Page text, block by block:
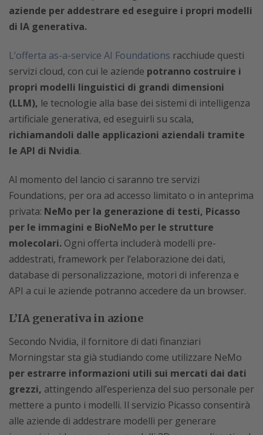
aziende per addestrare ed eseguire i propri modelli
di IA generativa.
L’offerta as-a-service AI Foundations racchiude questi
servizi cloud, con cui le aziende potranno costruire i
propri modelli linguistici di grandi dimensioni
(LLM), le tecnologie alla base dei sistemi di intelligenza
artificiale generativa, ed eseguirli su scala,
richiamandoli dalle applicazioni aziendali tramite
le API di Nvidia.
Al momento del lancio ci saranno tre servizi
Foundations, per ora ad accesso limitato o in anteprima
privata: NeMo per la generazione di testi, Picasso
per le immagini e BioNeMo per le strutture
molecolari. Ogni offerta includerà modelli pre-
addestrati, framework per l’elaborazione dei dati,
database di personalizzazione, motori di inferenza e
API a cui le aziende potranno accedere da un browser.
L’IA generativa in azione
Secondo Nvidia, il fornitore di dati finanziari
Morningstar sta già studiando come utilizzare NeMo
per estrarre informazioni utili sui mercati dai dati
grezzi, attingendo all’esperienza del suo personale per
mettere a punto i modelli. Il servizio Picasso consentirà
alle aziende di addestrare modelli per generare